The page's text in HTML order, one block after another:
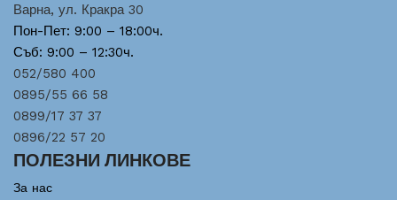
Варна, ул. Кракра 30
Пон-Пет: 9:00 – 18:00ч.
Съб: 9:00 – 12:30ч.
052/580 400
0895/55 66 58
0899/17 37 37
0896/22 57 20
ПОЛЕЗНИ ЛИНКОВЕ
За нас